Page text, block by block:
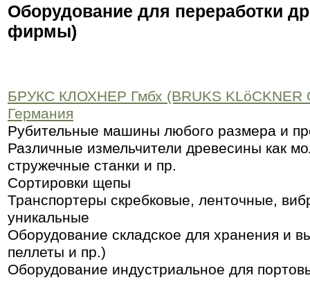
Оборудование для переработки
фирмы)
БРУКС КЛОХНЕР Гмбх (BRUKS
Германия
Рубительные машины любого размера и
Различные измельчители древесины как
стружечные станки и пр.
Сортировки щепы
Транспортеры скребковые, ленточные,
уникальные
Оборудование складское для хранения и
пеллеты и пр.)
Оборудование индустриальное для